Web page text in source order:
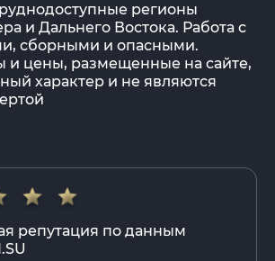
регионы
и Дальнего Востока. Работа с
сборными и опасными.
и цены, размещенные на сайте,
характер и не являются
репутация по данным